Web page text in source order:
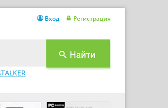
Вход Регистрация